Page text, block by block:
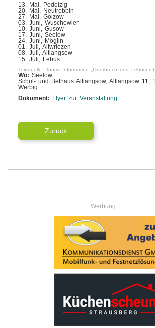
13. Mai, Podelzig
20. Mai, Neutrebbin
27. Mai, Golzow
03. Juni, Wuschewier
10. Juni, Gusow
17. Juni, Seelow
24. Juni, Möglin
01. Juli, Altwriezen
08. Juli, Altlangsow
15. Juli, Lebus
Textquelle: Tourist-Information „Oderbruch und Lebuser
Wo: Seelow
Schul- und Bethaus Altlangsow, Altlangsow 11,
Werbig
Dokument: Flyer zur Veranstaltung
Zurück
Werbung